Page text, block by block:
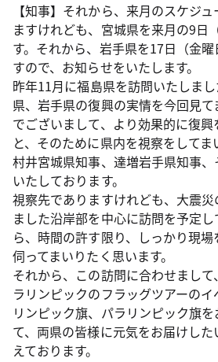
【知事】それから、来月のスケジ
ますけれども、宮城県を来月の9日
す。それから、岩手県を17日（金
すので、お知らせをいたします。
昨年11月に福島県を訪問いたしま
県、岩手県の復興の実情を今回見
でございまして、より効果的に復興
と、そのために県内を視察をしてま
村井宮城県知事、達増岩手県知事
いたしております。
視察先でありますけれども、大震
ました沿岸部を中心に訪問を予定
ら、時間の許す限り、しっかり現
伺ってまいりたく思います。
それから、この訪問に合わせまし
ラリンピックのフラッグツアーの
リンピック旗、パラリンピック旗
て、両県の皆様に元気をお届けし
えております。